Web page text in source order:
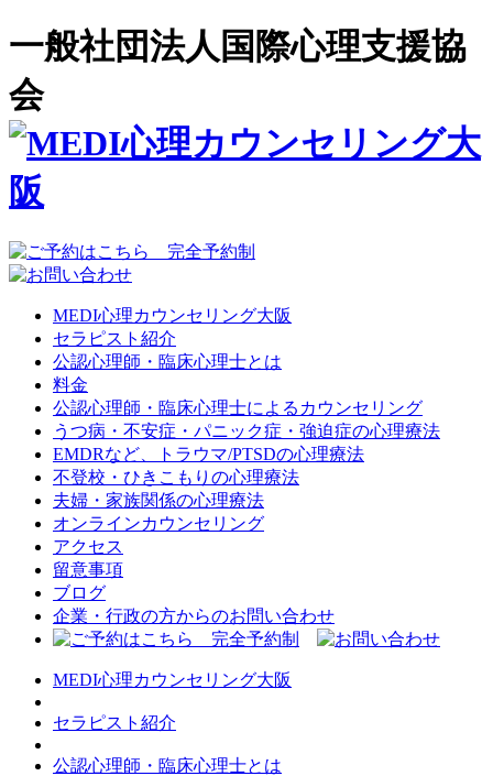
一般社団法人国際心理支援協
会
MEDI心理カウンセリング大阪
セラピスト紹介
公認心理師・臨床心理士とは
料金
公認心理師・臨床心理士によるカウンセリング
うつ病・不安症・パニック症・強迫症の心理療法
EMDRなど、トラウマ/PTSDの心理療法
不登校・ひきこもりの心理療法
夫婦・家族関係の心理療法
オンラインカウンセリング
アクセス
留意事項
ブログ
企業・行政の方からのお問い合わせ
MEDI心理カウンセリング大阪
セラピスト紹介
公認心理師・臨床心理士とは